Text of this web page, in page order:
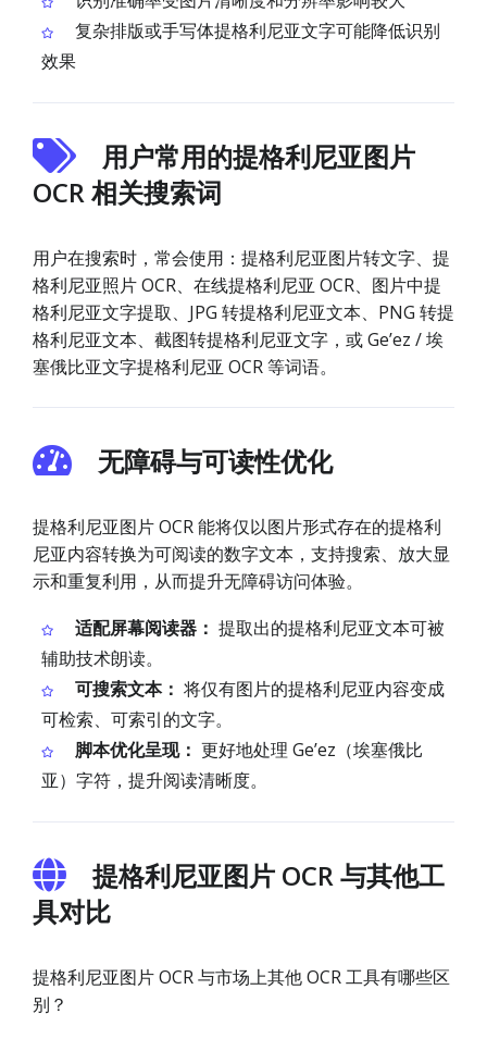
复杂排版或手写体提格利尼亚文字可能降低识别
效果
用户常用的提格利尼亚图片
OCR 相关搜索词
用户在搜索时，常会使用：提格利尼亚图片转文字、提
格利尼亚照片 OCR、在线提格利尼亚 OCR、图片中提
格利尼亚文字提取、JPG 转提格利尼亚文本、PNG 转提
格利尼亚文本、截图转提格利尼亚文字，或 Geʼez / 埃
塞俄比亚文字提格利尼亚 OCR 等词语。
无障碍与可读性优化
提格利尼亚图片 OCR 能将仅以图片形式存在的提格利
尼亚内容转换为可阅读的数字文本，支持搜索、放大显
示和重复利用，从而提升无障碍访问体验。
适配屏幕阅读器： 提取出的提格利尼亚文本可被
辅助技术朗读。
可搜索文本： 将仅有图片的提格利尼亚内容变成
可检索、可索引的文字。
脚本优化呈现： 更好地处理 Geʼez（埃塞俄比
亚）字符，提升阅读清晰度。
提格利尼亚图片 OCR 与其他工
具对比
提格利尼亚图片 OCR 与市场上其他 OCR 工具有哪些区
别？